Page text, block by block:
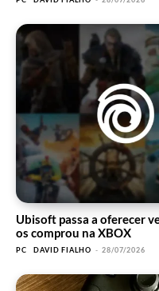
Ubisoft passa a oferecer
os comprou na XBOX
PC DAVID FIALHO - 28/07/2026